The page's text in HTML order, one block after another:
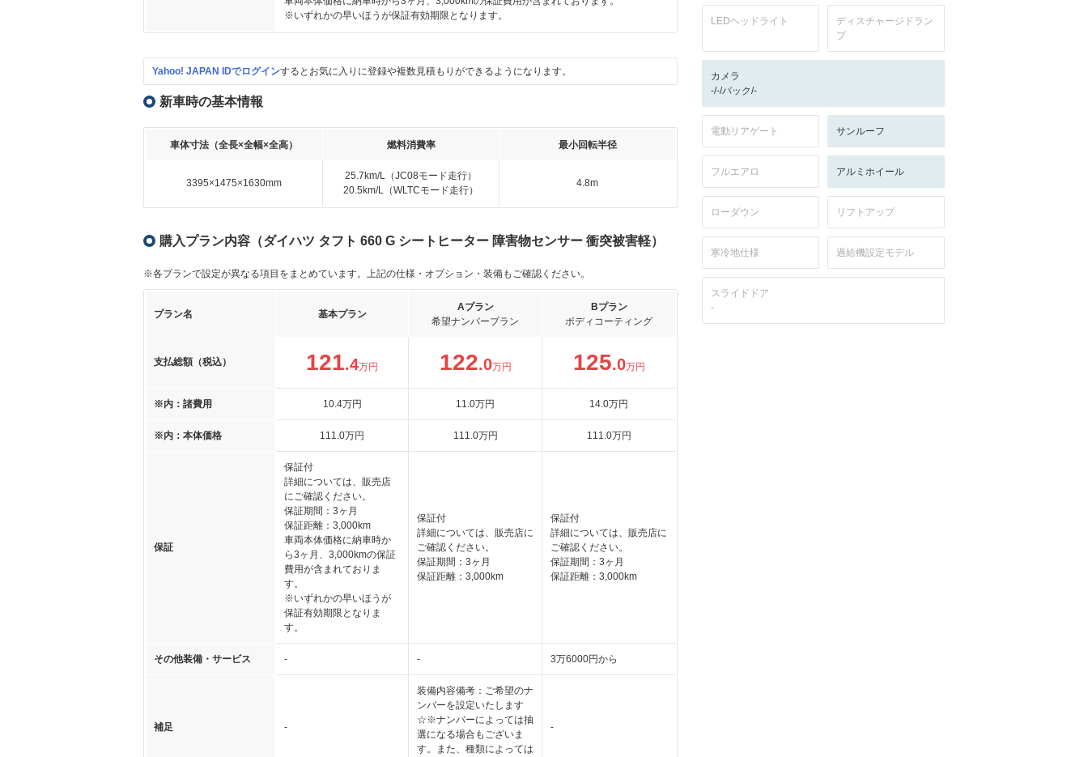
※いずれかの早いほうが保証有効期限となります。
Yahoo! JAPAN IDでログインするとお気に入りに登録や複数見積もりができるようになります。
新車時の基本情報
車体寸法（全長×全幅×全高） 燃料消費率 最小回転半径
3395×1475×1630mm
25.7km/L（JC08モード走行）
20.5km/L（WLTCモード走行）
4.8m
購入プラン内容（ダイハツ タフト 660 G シートヒーター 障害物センサー 衝突被害軽）
※各プランで設定が異なる項目をまとめています。上記の仕様・オプション・装備もご確認ください。
プラン名 基本プラン
Aプラン
希望ナンバープラン
Bプラン
ボディコーティング
支払総額（税込） 121.4万円 122.0万円 125.0万円
※内：諸費用 10.4万円 11.0万円 14.0万円
※内：本体価格 111.0万円 111.0万円 111.0万円
保証
保証付
詳細については、販売店
にご確認ください。
保証期間：3ヶ月
保証距離：3,000km
車両本体価格に納車時か
ら3ヶ月、3,000kmの保証
費用が含まれておりま
す。
※いずれかの早いほうが
保証有効期限となりま
す。
保証付
詳細については、販売店に
ご確認ください。
保証期間：3ヶ月
保証距離：3,000km
保証付
詳細については、販売店に
ご確認ください。
保証期間：3ヶ月
保証距離：3,000km
その他装備・サービス - - 3万6000円から
補足 -
装備内容備考：ご希望のナ
ンバーを設定いたします
☆※ナンバーによっては抽
選になる場合もございま
す。また、種類によっては
-
LEDヘッドライト
ディスチャージドラン
プ
カメラ
-/-/バック/-
電動リアゲート サンルーフ
フルエアロ アルミホイール
ローダウン リフトアップ
寒冷地仕様 過給機設定モデル
スライドドア
-